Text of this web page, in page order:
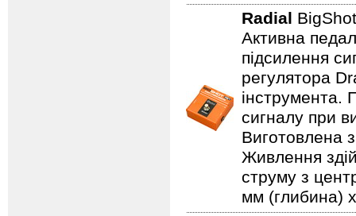
Radial
Активна
підсилення
регулятора
інструмента.
сигналу при
Виготовлена з
Живлення
струму з
мм (глибина)